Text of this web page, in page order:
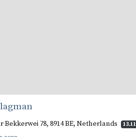
Bekkerwei 78, 8914 BE, Netherlands